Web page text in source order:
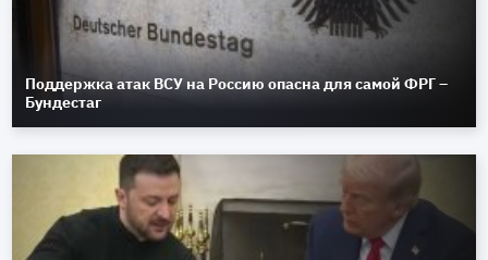
Поддержка атак ВСУ на Россию опасна для самой ФРГ –
Бундестаг